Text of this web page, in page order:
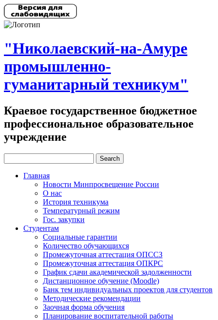
"Николаевский-на-Амуре
промышленно-
гуманитарный техникум"
Краевое государственное бюджетное
профессиональное образовательное
учреждение
Главная
Новости Минпросвещение России
О нас
История техникума
Температурный режим
Гос. закупки
Студентам
Социальные гарантии
Количество обучающихся
Промежуточная аттестация ОПССЗ
Промежуточная аттестация ОПКРС
График сдачи академической задолженности
Дистанционное обучение (Moodle)
Банк тем индивидуальных проектов для студентов
Методические рекомендации
Заочная форма обучения
Планирование воспитательной работы